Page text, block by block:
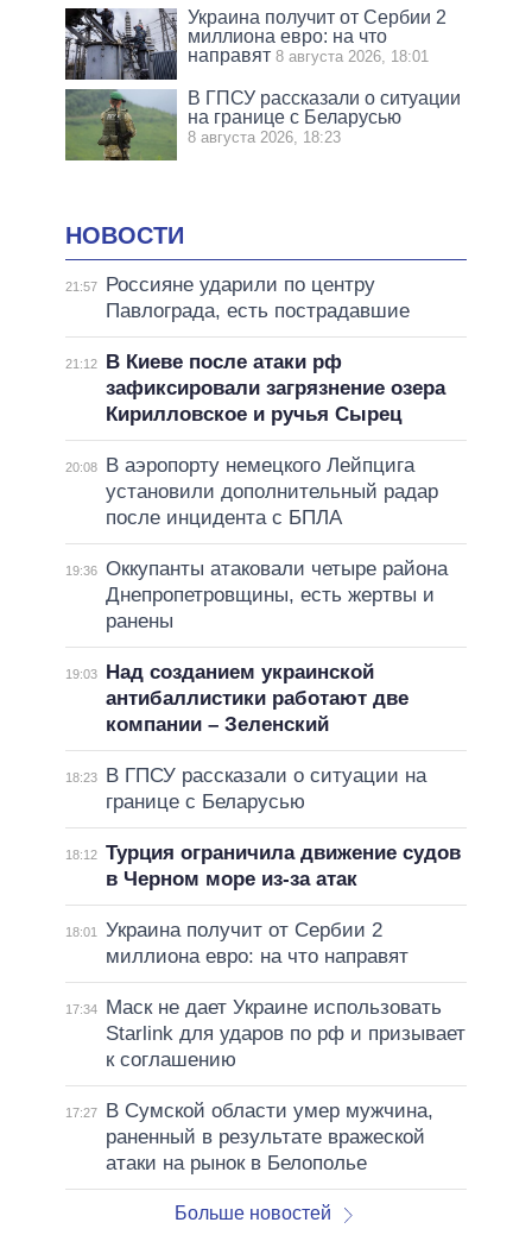
Украина получит от Сербии 2
миллиона евро: на что
направят 8 августа 2026, 18:01
В ГПСУ рассказали о ситуации
на границе с Беларусью
8 августа 2026, 18:23
НОВОСТИ
21:57
Россияне ударили по центру
Павлограда, есть пострадавшие
21:12
В Киеве после атаки рф
зафиксировали загрязнение озера
Кирилловское и ручья Сырец
20:08
В аэропорту немецкого Лейпцига
установили дополнительный радар
после инцидента с БПЛА
19:36 Оккупанты атаковали четыре района
Днепропетровщины, есть жертвы и
ранены
19:03
Над созданием украинской
антибаллистики работают две
компании – Зеленский
18:23
В ГПСУ рассказали о ситуации на
границе с Беларусью
18:12 Турция ограничила движение судов
в Черном море из-за атак
18:01
Украина получит от Сербии 2
миллиона евро: на что направят
17:34
Маск не дает Украине использовать
Starlink для ударов по рф и призывает
к соглашению
17:27
В Сумской области умер мужчина,
раненный в результате вражеской
атаки на рынок в Белополье
Больше новостей